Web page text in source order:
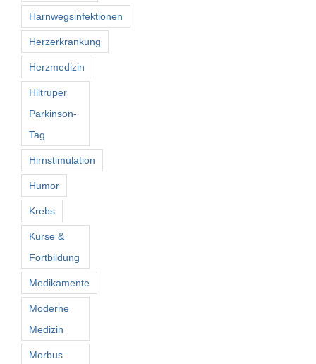
Harnwegsinfektionen
Herzerkrankung
Herzmedizin
Hiltruper
Parkinson-
Tag
Hirnstimulation
Humor
Krebs
Kurse &
Fortbildung
Medikamente
Moderne
Medizin
Morbus